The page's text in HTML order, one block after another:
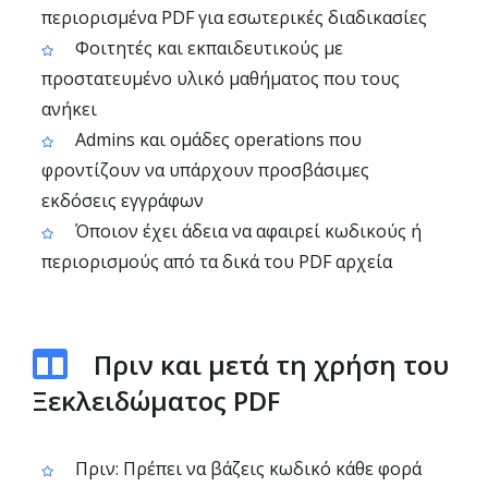
περιορισμένα PDF για εσωτερικές διαδικασίες
Φοιτητές και εκπαιδευτικούς με
προστατευμένο υλικό μαθήματος που τους
ανήκει
Admins και ομάδες operations που
φροντίζουν να υπάρχουν προσβάσιμες
εκδόσεις εγγράφων
Όποιον έχει άδεια να αφαιρεί κωδικούς ή
περιορισμούς από τα δικά του PDF αρχεία
Πριν και μετά τη χρήση του
Ξεκλειδώματος PDF
Πριν: Πρέπει να βάζεις κωδικό κάθε φορά